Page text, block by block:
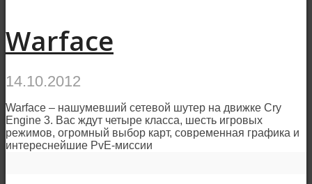
Warface
14.10.2012
Warface – нашумевший сетевой шутер на движке Cry
Engine 3. Вас ждут четыре класса, шесть игровых
режимов, огромный выбор карт, современная графика и
интереснейшие PvE-миссии